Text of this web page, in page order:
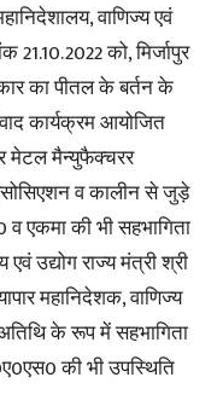
वाणिज्य एवं
को, मिर्जापुर
का पीतल के बर्तन के
कार्यक्रम आयोजित
मेटल मैन्युफैक्चरर
व कालीन से जुड़े
की भी सहभागिता
उद्योग राज्य मंत्री श्री
महानिदेशक, वाणिज्य
के रूप में सहभागिता
की भी उपस्थिति